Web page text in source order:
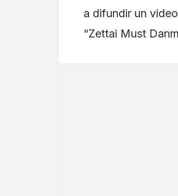
a difundir un
“Zettai Must